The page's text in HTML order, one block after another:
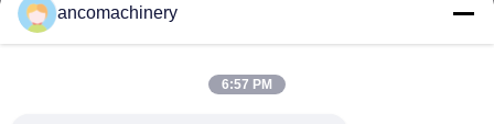
Hızlı Bağlantılar
Hakkımızda
ancomachinery
6:57 PM